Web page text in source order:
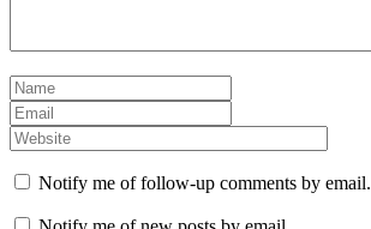
Notify me of follow-up comments by email.